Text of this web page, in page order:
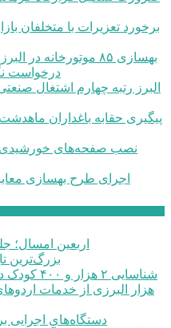
بهسازی ۸۵ موتورخانه در البرز طی سه‌ماهه نخست امسال
درخواست
اجرای طرح بهسازی معابر در ۵۵ روستای
اربعین امسال؛
بزرگ‌ترین
شناسایی ۲ هزار و ۴۰۰ کودک دارای اختلالات بینایی در البرز
دستگاه‌های اجرایی